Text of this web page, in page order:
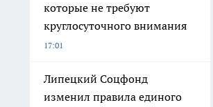
которые не требуют
круглосуточного внимания
17:01
Липецкий Соцфонд
изменил правила единого